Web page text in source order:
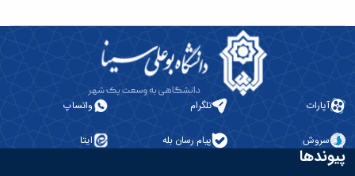
معاونت
معاونت
تحصیلات
تکمیلی
آپارات تلگرام واتساپ
سروش پیام رسان بله ایتا
پیوندها